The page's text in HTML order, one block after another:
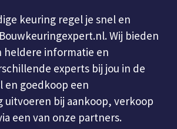
keuring regel je snel en
Wij bieden
heldere informatie en
experts bij jou in de
en goedkoop een
uitvoeren bij aankoop, verkoop
een van onze partners.